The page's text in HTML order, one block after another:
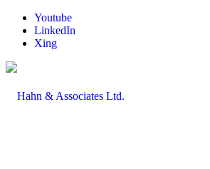
Youtube
LinkedIn
Xing